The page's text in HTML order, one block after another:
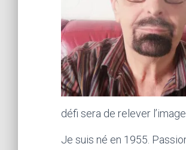
défi sera de relever
Je suis né en 1955.